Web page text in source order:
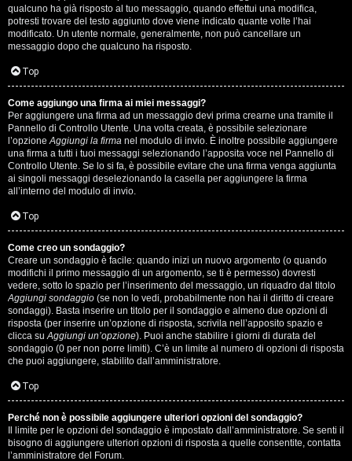
qualcuno ha già risposto al tuo messaggio, quando effettui una modifica,
potresti trovare del testo aggiunto dove viene indicato quante volte l’hai
modificato. Un utente normale, generalmente, non può cancellare un
messaggio dopo che qualcuno ha risposto.
Top
Come aggiungo una firma ai miei messaggi?
Per aggiungere una firma ad un messaggio devi prima crearne una tramite il
Pannello di Controllo Utente. Una volta creata, è possibile selezionare
l’opzioneAggiungi la firma nel modulo di invio. È inoltre possibile aggiungere
una firma a tutti i tuoi messaggi selezionando l’apposita voce nel Pannello di
Controllo Utente. Se lo si fa, è possibile evitare che una firma venga aggiunta
ai singoli messaggi deselezionando la casella per aggiungere la firma
all’interno del modulo di invio.
Top
Come creo un sondaggio?
Creare un sondaggio è facile: quando inizi un nuovo argomento (o quando
modifichi il primo messaggio di un argomento, se ti è permesso) dovresti
vedere, sotto lo spazio per l’inserimento del messaggio, un riquadro dal titolo
Aggiungi sondaggio (se non lo vedi, probabilmente non hai il diritto di creare
sondaggi). Basta inserire un titolo per il sondaggio e almeno due opzioni di
risposta (per inserire un’opzione di risposta, scrivila nell’apposito spazio e
clicca suAggiungi un’opzione). Puoi anche stabilire i giorni di durata del
sondaggio (0 per non porre limiti). C’è un limite al numero di opzioni di risposta
che puoi aggiungere, stabilito dall’amministratore.
Top
Perché non è possibile aggiungere ulteriori opzioni del sondaggio?
Il limite per le opzioni del sondaggio è impostato dall’amministratore. Se senti il
bisogno di aggiungere ulteriori opzioni di risposta a quelle consentite, contatta
l’amministratore del Forum.
M
u
s
i
c
a
l
i
d
i
G
i
g
i
D
'
A